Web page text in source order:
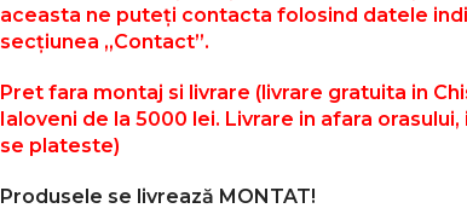
aceasta ne puteți contacta folosind datele
secțiunea „Contact”.
Pret fara montaj si livrare (livrare gratuita in
Ialoveni de la 5000 lei. Livrare in afara orasului,
se plateste)
Produsele se livrează MONTAT!